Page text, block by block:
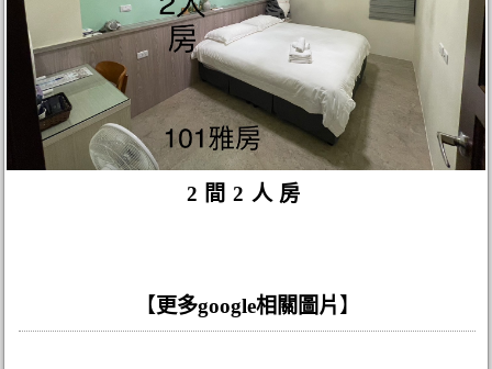
2間2人房
【 更多google相關圖片 】